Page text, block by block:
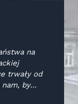
na
trwały od
nam, by